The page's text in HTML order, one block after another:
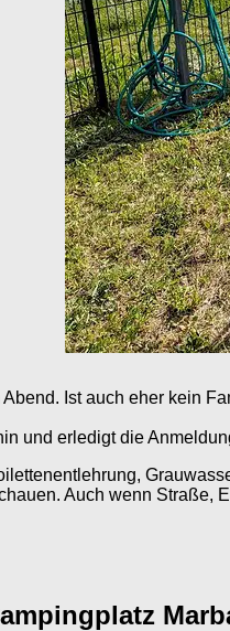
Ist auch eher kein
und erledigt die
Auch wenn